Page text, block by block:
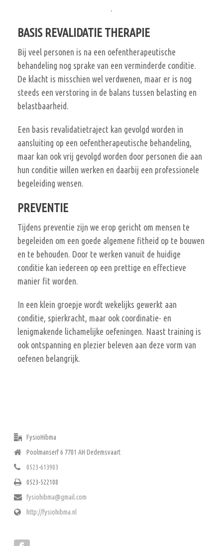
.
BASIS REVALIDATIE THERAPIE
Bij veel personen is na een oefentherapeutische
behandeling nog sprake van een verminderde conditie.
De klacht is misschien wel verdwenen, maar er is nog
steeds een verstoring in de balans tussen belasting en
belastbaarheid.
Een basis revalidatietraject kan gevolgd worden in
aansluiting op een oefentherapeutische behandeling,
maar kan ook vrij gevolgd worden door personen die aan
hun conditie willen werken en daarbij een professionele
begeleiding wensen.
PREVENTIE
Tijdens preventie zijn we erop gericht om mensen te
begeleiden om een goede algemene fitheid op te bouwen
en te behouden. Door te werken vanuit de huidige
conditie kan iedereen op een prettige en effectieve
manier fit worden.
In een klein groepje wordt wekelijks gewerkt aan
conditie, spierkracht, maar ook coordinatie- en
lenigmakende lichamelijke oefeningen. Naast training is
ook ontspanning en plezier beleven aan deze vorm van
oefenen belangrijk.
FysioHibma
Poolmanserf 6 7701 AH Dedemsvaart
0523-613903
0523-522108
fysiohibma@gmail.com
http://fysiohibma.nl